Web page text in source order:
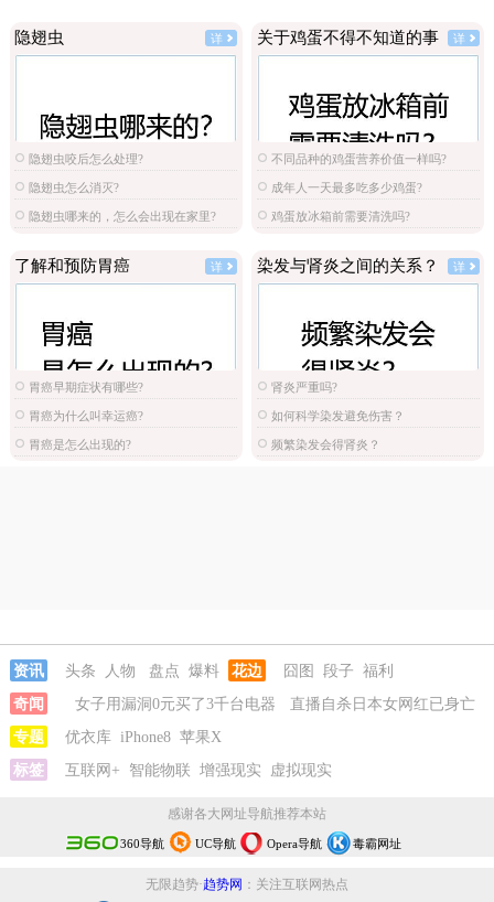
隐翅虫 详
隐翅虫咬后怎么处理?
隐翅虫怎么消灭?
隐翅虫哪来的，怎么会出现在家里?
关于鸡蛋不得不知道的事 详
不同品种的鸡蛋营养价值一样吗?
成年人一天最多吃多少鸡蛋?
鸡蛋放冰箱前需要清洗吗?
了解和预防胃癌 详
胃癌早期症状有哪些?
胃癌为什么叫幸运癌?
胃癌是怎么出现的?
染发与肾炎之间的关系？ 详
肾炎严重吗?
如何科学染发避免伤害？
频繁染发会得肾炎？
资讯 头条 人物 盘点 爆料 花边 囧图 段子 福利
奇闻
女子用漏洞0元买了3千台电器
直播自杀日本女网红已身亡
专题
优衣库 iPhone8 苹果X
标签
互联网+ 智能物联 增强现实 虚拟现实
感谢各大网址导航推荐本站
360导航 UC导航 Opera导航 毒霸网址
无限趋势·趋势网 ：关注互联网热点